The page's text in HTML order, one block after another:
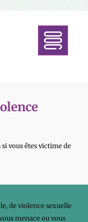
vous êtes victime de
de violence sexuelle
menace ou vous